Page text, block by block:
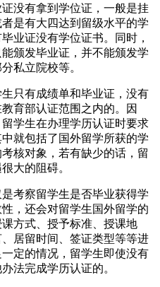
没有拿到学位证，一般是挂
是有大四达到留级水平的学
业证没有学位证书。同时，
颁发毕业证，并不能颁发学
私立院校等。
只有成绩单和毕业证，没有
育部认证范围之内的。因
学生在办理学历认证时要求
就包括了国外留学所获的学
核对象，若有缺少的话，留
大的阻碍。
考察留学生是否毕业获得学
，还会对留学生国外留学的
方式、授予标准、授课地
居留时间、签证类型等等进
定的情况，留学生即使没有
法完成学历认证的。